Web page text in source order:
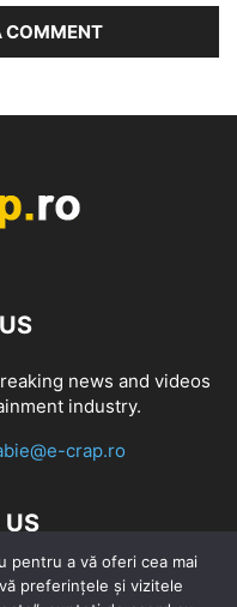
COMMENT
news and videos
industry.
crap.ro
US
pentru a vă oferi cea mai
preferințele și vizitele